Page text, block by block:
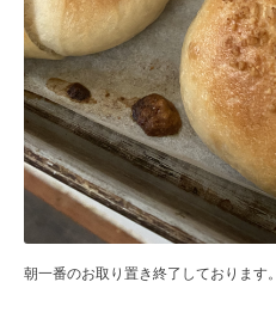
朝一番のお取り置き終了しております。